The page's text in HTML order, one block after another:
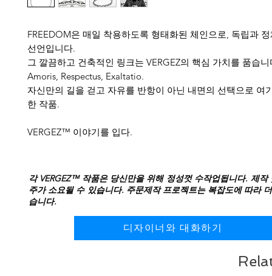
FREEDOM은 매일 착용하도록 형태화된 체인으로, 독립과
선언입니다.
그 깔끔하고 건축적인 링크는 VERGEZ의 핵심 가치를 품습
Amoris, Respectus, Exaltatio.
자신만의 길을 걷고 자유를 반항이 아닌 내면의 선택으로 여
한 작품.
VERGEZ™ 이야기를 입다.
각 VERGEZ™ 작품은 당신만을 위해 정성껏 수작업됩니다. 제작
주가 소요될 수 있습니다. 주문제작 프로젝트는 복잡도에 따라
습니다.
디자이너와 대화하기